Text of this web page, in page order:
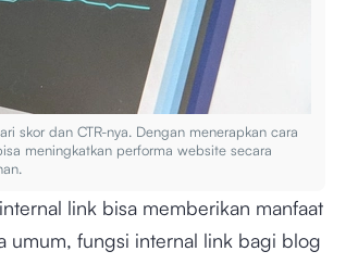
skor dan CTR-nya. Dengan menerapkan cara
meningkatkan performa website secara
link bisa memberikan manfaat
umum, fungsi internal link bagi blog